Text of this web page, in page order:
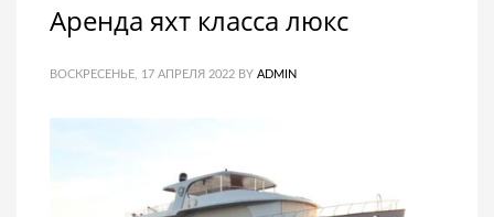
Аренда яхт класса люкс
ВОСКРЕСЕНЬЕ, 17 АПРЕЛЯ 2022 BY ADMIN